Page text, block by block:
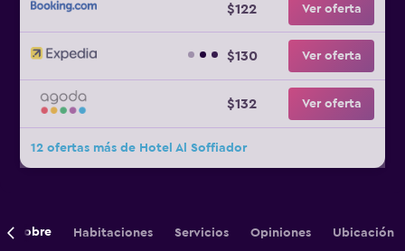
$122 Ver oferta
$130 Ver oferta
$132 Ver oferta
12 ofertas más de Hotel Al Soffiador
Sobre Habitaciones Servicios Opiniones Ubicación